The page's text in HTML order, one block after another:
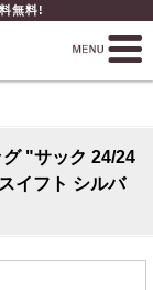
無料!
"サック 24/24
イフト シルバ